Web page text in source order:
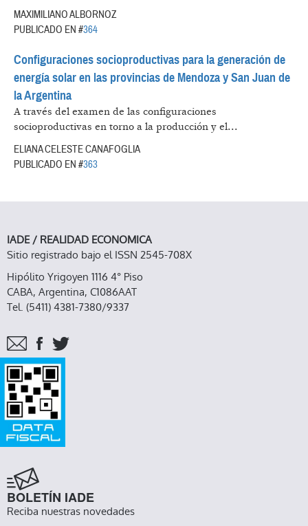
MAXIMILIANO ALBORNOZ
PUBLICADO EN #364
Configuraciones socioproductivas para la generación de
energía solar en las provincias de Mendoza y San Juan de
la Argentina
A través del examen de las configuraciones
socioproductivas en torno a la producción y el...
ELIANA CELESTE CANAFOGLIA
PUBLICADO EN #363
IADE / REALIDAD ECONOMICA
Sitio registrado bajo el ISSN 2545-708X
Hipólito Yrigoyen 1116 4° Piso
CABA, Argentina, C1086AAT
Tel. (5411) 4381-7380/9337
BOLETÍN IADE
Reciba nuestras novedades